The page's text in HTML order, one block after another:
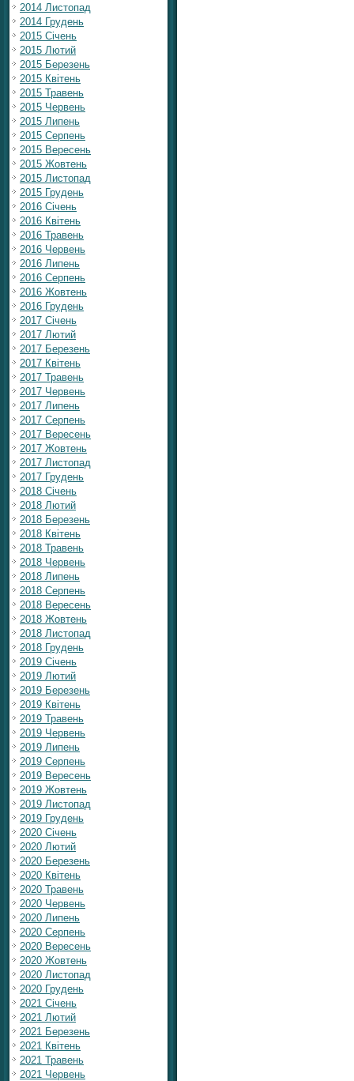
2014 Листопад
2014 Грудень
2015 Січень
2015 Лютий
2015 Березень
2015 Квітень
2015 Травень
2015 Червень
2015 Липень
2015 Серпень
2015 Вересень
2015 Жовтень
2015 Листопад
2015 Грудень
2016 Січень
2016 Квітень
2016 Травень
2016 Червень
2016 Липень
2016 Серпень
2016 Жовтень
2016 Грудень
2017 Січень
2017 Лютий
2017 Березень
2017 Квітень
2017 Травень
2017 Червень
2017 Липень
2017 Серпень
2017 Вересень
2017 Жовтень
2017 Листопад
2017 Грудень
2018 Січень
2018 Лютий
2018 Березень
2018 Квітень
2018 Травень
2018 Червень
2018 Липень
2018 Серпень
2018 Вересень
2018 Жовтень
2018 Листопад
2018 Грудень
2019 Січень
2019 Лютий
2019 Березень
2019 Квітень
2019 Травень
2019 Червень
2019 Липень
2019 Серпень
2019 Вересень
2019 Жовтень
2019 Листопад
2019 Грудень
2020 Січень
2020 Лютий
2020 Березень
2020 Квітень
2020 Травень
2020 Червень
2020 Липень
2020 Серпень
2020 Вересень
2020 Жовтень
2020 Листопад
2020 Грудень
2021 Січень
2021 Лютий
2021 Березень
2021 Квітень
2021 Травень
2021 Червень